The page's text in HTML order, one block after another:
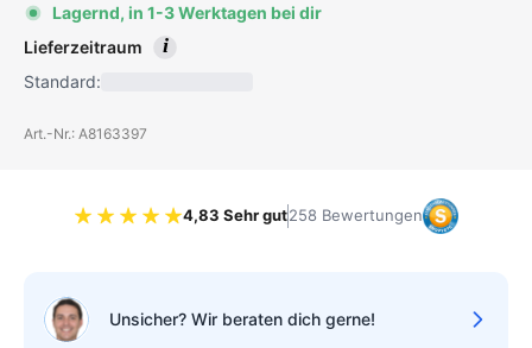
Lagernd, in 1-3 Werktagen bei dir
Lieferzeitraum
i
Standard:
Art.-Nr.: A8163397
Bewertung 4.83 von 5 Sternen
4,83 Sehr gut258 Bewertungen
Unsicher? Wir beraten dich gerne!